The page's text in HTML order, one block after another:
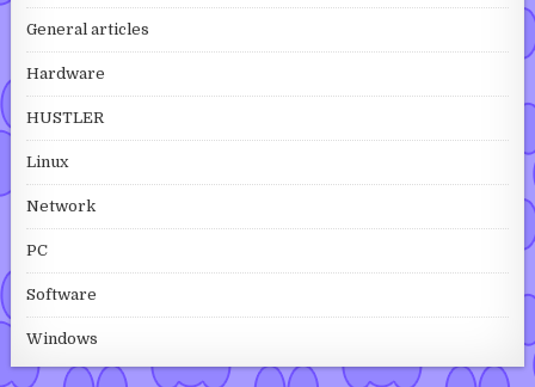
General articles
Hardware
HUSTLER
Linux
Network
PC
Software
Windows